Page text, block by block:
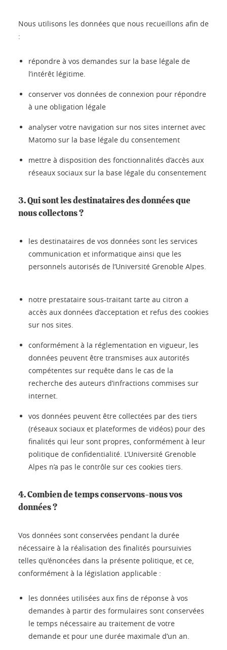
Nous utilisons les données que nous recueillons afin de
:
répondre à vos demandes sur la base légale de
l’intérêt légitime.
conserver vos données de connexion pour répondre
à une obligation légale
analyser votre navigation sur nos sites internet avec
Matomo sur la base légale du consentement
mettre à disposition des fonctionnalités d’accès aux
réseaux sociaux sur la base légale du consentement
3. Qui sont les destinataires des données que
nous collectons ?
les destinataires de vos données sont les services
communication et informatique ainsi que les
personnels autorisés de l’Université Grenoble Alpes.
notre prestataire sous-traitant tarte au citron a
accès aux données d’acceptation et refus des cookies
sur nos sites.
conformément à la réglementation en vigueur, les
données peuvent être transmises aux autorités
compétentes sur requête dans le cas de la
recherche des auteurs d’infractions commises sur
internet.
vos données peuvent être collectées par des tiers
(réseaux sociaux et plateformes de vidéos) pour des
finalités qui leur sont propres, conformément à leur
politique de confidentialité. L’Université Grenoble
Alpes n’a pas le contrôle sur ces cookies tiers.
4. Combien de temps conservons-nous vos
données ?
Vos données sont conservées pendant la durée
nécessaire à la réalisation des finalités poursuivies
telles qu’énoncées dans la présente politique, et ce,
conformément à la législation applicable :
les données utilisées aux fins de réponse à vos
demandes à partir des formulaires sont conservées
le temps nécessaire au traitement de votre
demande et pour une durée maximale d’un an.